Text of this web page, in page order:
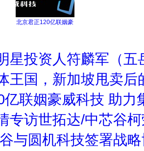
北京君正120亿联姻豪
星投资人符麟军（
王国，新加坡甩卖后
亿联姻豪威科技 助力
专访世拓达/中芯谷
与圆机科技签署战